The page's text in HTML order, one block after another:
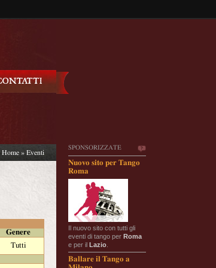
SPONSORIZZATE
Nuovo sito per Tango
Roma
Il nuovo sito con tutti gli
eventi di tango per Roma
e per il Lazio
Ballare il Tango a
Home » Eventi
Genere
Tutti